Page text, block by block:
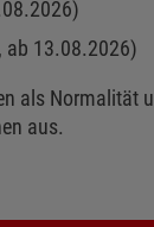
ab 13.08.2026)
als Normalität
aus.